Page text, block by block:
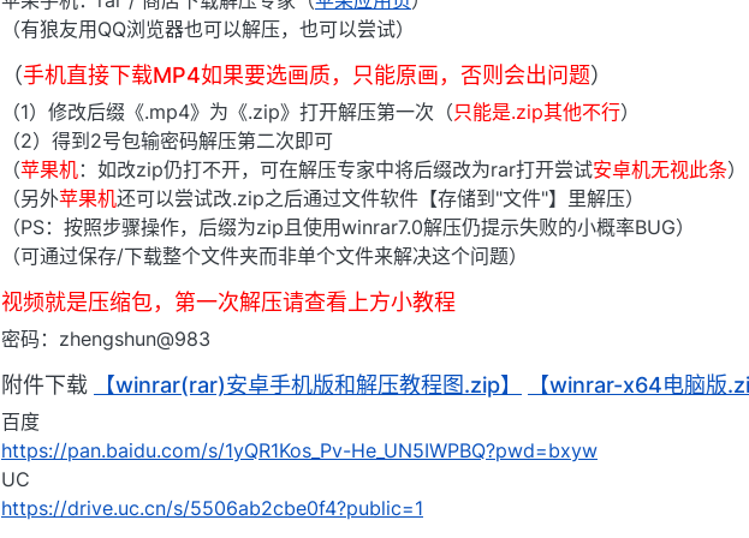
（有狼友用QQ浏览器也可以解压，也可以尝试）
（手机直接下载MP4如果要选画质，只能原画，否则会出问题）
（1）修改后缀《.mp4》为《.zip》打开解压第一次（只能是.zip其他不行）
（2）得到2号包输密码解压第二次即可
（苹果机：如改zip仍打不开，可在解压专家中将后缀改为rar打开尝试安卓机无视此条）
（另外苹果机还可以尝试改.zip之后通过文件软件【存储到"文件"】里解压）
（PS：按照步骤操作，后缀为zip且使用winrar7.0解压仍提示失败的小概率BUG）
（可通过保存/下载整个文件夹而非单个文件来解决这个问题）
视频就是压缩包，第一次解压请查看上方小教程
密码：zhengshun@983
附件下载 【winrar(rar)安卓手机版和解压教程图.zip】 【winrar-x64电脑版
百度
https://pan.baidu.com/s/1yQR1Kos_Pv-He_UN5IWPBQ?pwd=bxyw
UC
https://drive.uc.cn/s/5506ab2cbe0f4?public=1